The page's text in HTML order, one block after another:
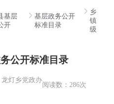
基层
开
基层政务公开
标准目录
乡
镇
级
公开标准目录
龙灯乡党政办
阅读数： 286次